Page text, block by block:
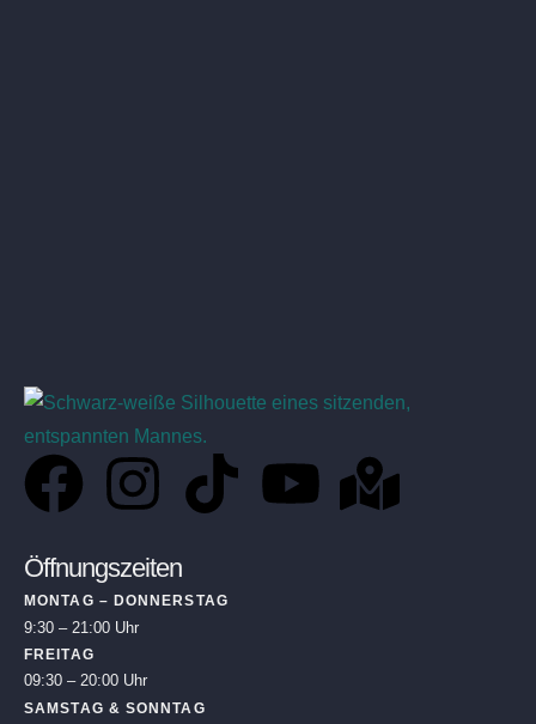
Öffnungszeiten
MONTAG – DONNERSTAG
9:30 – 21:00 Uhr
FREITAG
09:30 – 20:00 Uhr
SAMSTAG & SONNTAG